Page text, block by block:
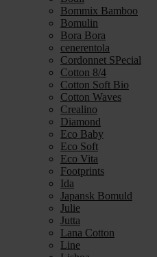
Bommix Bamboo
Bomulin
Bora Bora
cenerentola
Cordonnet SPecial
Cotton 8/4
Cotton Soft Bio
Cotton Waves
Crealino
Diamond
Eco Baby
Eco Soft
Eco Vita
Footprints
Ida
Japansk Bomuld
Julie
Jutta
Lana Cotton
Line